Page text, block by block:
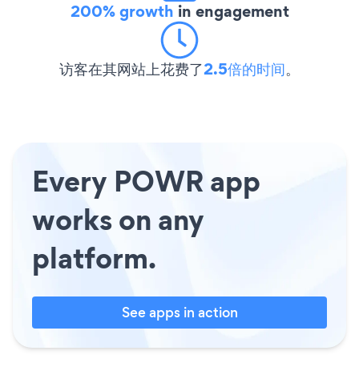
200% growth in engagement
访客在其网站上花费了2.5倍的时间。
Every POWR app
works on any
platform.
See apps in action